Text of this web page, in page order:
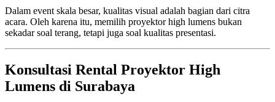
Dalam event skala besar, kualitas visual adalah bagian dari citra
acara. Oleh karena itu, memilih proyektor high lumens bukan
sekadar soal terang, tetapi juga soal kualitas presentasi.
Konsultasi Rental Proyektor High
Lumens di Surabaya